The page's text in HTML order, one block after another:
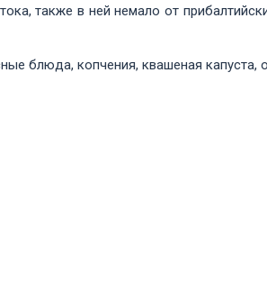
также в ней немало от
блюда, копчения, квашеная